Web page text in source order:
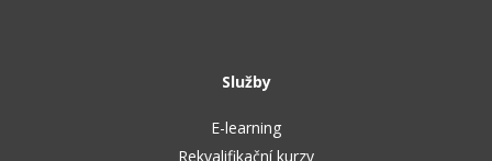
Služby
E-learning
Rekvalifikační kurzy